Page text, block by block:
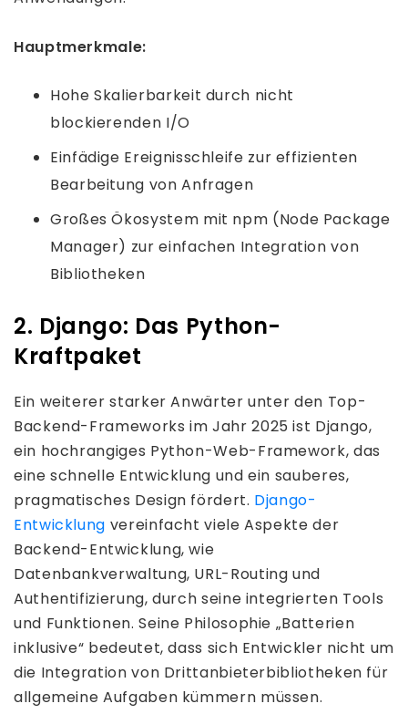
Hauptmerkmale:
Hohe Skalierbarkeit durch nicht
blockierenden I/O
Einfädige Ereignisschleife zur effizienten
Bearbeitung von Anfragen
Großes Ökosystem mit npm (Node Package
Manager) zur einfachen Integration von
Bibliotheken
2. Django: Das Python-
Kraftpaket
Ein weiterer starker Anwärter unter den Top-
Backend-Frameworks im Jahr 2025 ist Django,
ein hochrangiges Python-Web-Framework, das
eine schnelle Entwicklung und ein sauberes,
pragmatisches Design fördert. Django-
Entwicklung vereinfacht viele Aspekte der
Backend-Entwicklung, wie
Datenbankverwaltung, URL-Routing und
Authentifizierung, durch seine integrierten Tools
und Funktionen. Seine Philosophie „Batterien
inklusive“ bedeutet, dass sich Entwickler nicht um
die Integration von Drittanbieterbibliotheken für
allgemeine Aufgaben kümmern müssen.